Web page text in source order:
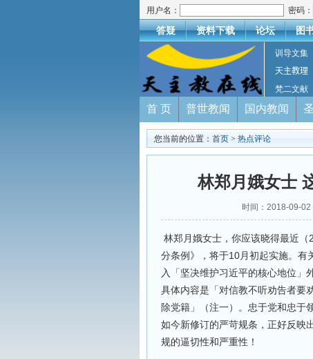
用户名： 密码：
答疑 资料下载 论坛 图
训导文集
天主教理
梵二文献
首 页 普世教闻 国内教闻
您当前的位置： 首页 > 热点评论
林郑月娥女士
时间：2018-09-
林郑月娥女士，你应该晓得最近
分条例》，将于10月初起实施。有
入「坚决维护习近平的核心地位」
具体内容是「对信教不听劝告者要
除党籍」（注一）。忠于党和忠于
如今新修订的严苛规条，正好反映
规的逼切性和严重性！